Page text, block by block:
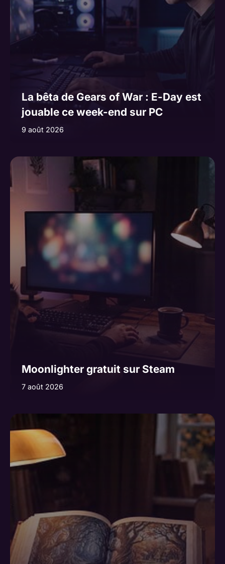
La bêta de Gears of War : E-Day est
jouable ce week-end sur PC
9 août 2026
Moonlighter gratuit sur Steam
7 août 2026